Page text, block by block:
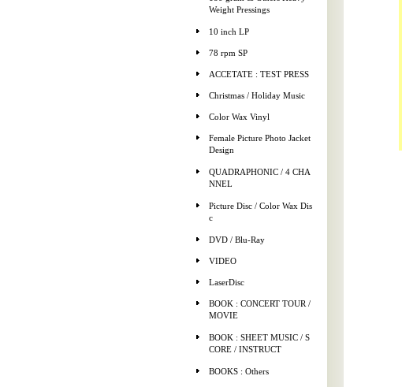
Weight Pressings
10 inch LP
78 rpm SP
ACCETATE : TEST PRESS
Christmas / Holiday Music
Color Wax Vinyl
Female Picture Photo Jacket
Design
QUADRAPHONIC / 4 CHA
NNEL
Picture Disc / Color Wax Dis
c
DVD / Blu-Ray
VIDEO
LaserDisc
BOOK : CONCERT TOUR /
MOVIE
BOOK : SHEET MUSIC / S
CORE / INSTRUCT
BOOKS : Others